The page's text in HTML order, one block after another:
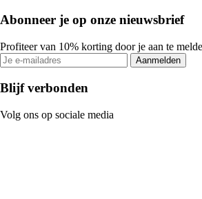
Abonneer je op onze nieuwsbrief
Profiteer van 10% korting door je aan te
Aanmelden
Blijf verbonden
Volg ons op sociale media